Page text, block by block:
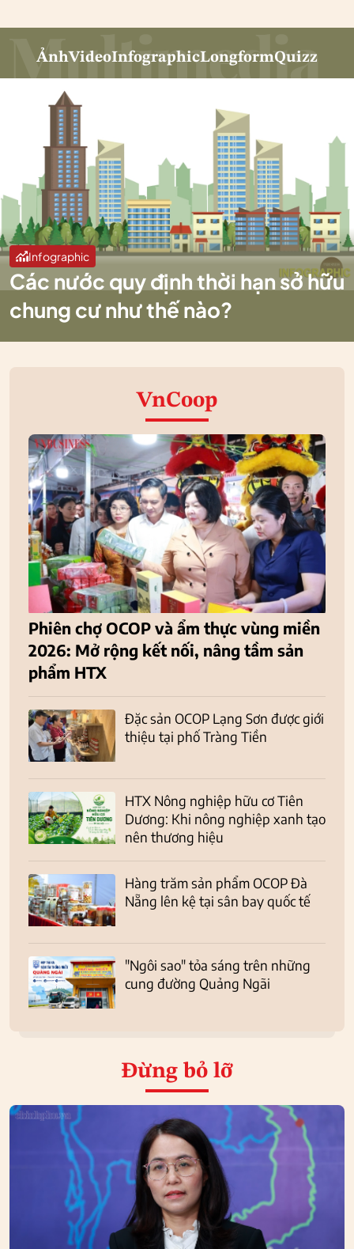
ẢnhVideoInfographicLongformQuizz
Infographic
Các nước quy định thời hạn sở hữu
chung cư như thế nào?
VnCoop
Phiên chợ OCOP và ẩm thực vùng miền
2026: Mở rộng kết nối, nâng tầm sản
phẩm HTX
Đặc sản OCOP Lạng Sơn được giới
thiệu tại phố Tràng Tiền
HTX Nông nghiệp hữu cơ Tiên
Dương: Khi nông nghiệp xanh tạo
nên thương hiệu
Hàng trăm sản phẩm OCOP Đà
Nẵng lên kệ tại sân bay quốc tế
"Ngôi sao" tỏa sáng trên những
cung đường Quảng Ngãi
Đừng bỏ lỡ